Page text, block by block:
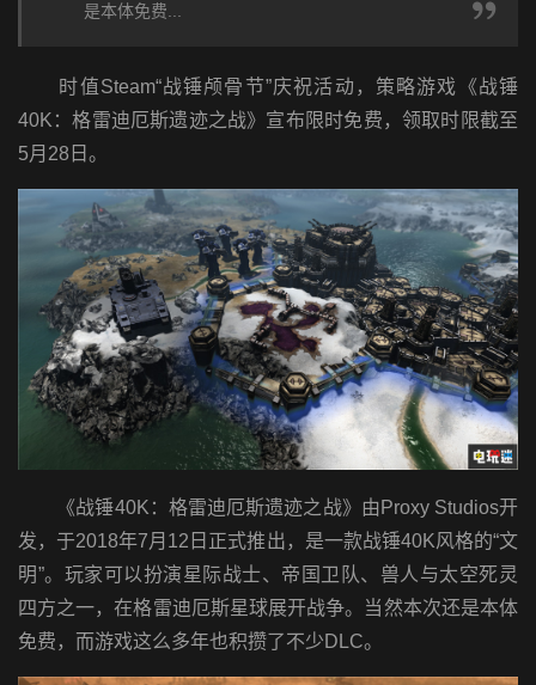
是本体免费...
时值Steam“战锤颅骨节”庆祝活动，策略游戏《战锤
40K：格雷迪厄斯遗迹之战》宣布限时免费，领取时限截至
5月28日。
《战锤40K：格雷迪厄斯遗迹之战》由Proxy Studios开
发，于2018年7月12日正式推出，是一款战锤40K风格的“文
明”。玩家可以扮演星际战士、帝国卫队、兽人与太空死灵
四方之一，在格雷迪厄斯星球展开战争。当然本次还是本体
免费，而游戏这么多年也积攒了不少DLC。